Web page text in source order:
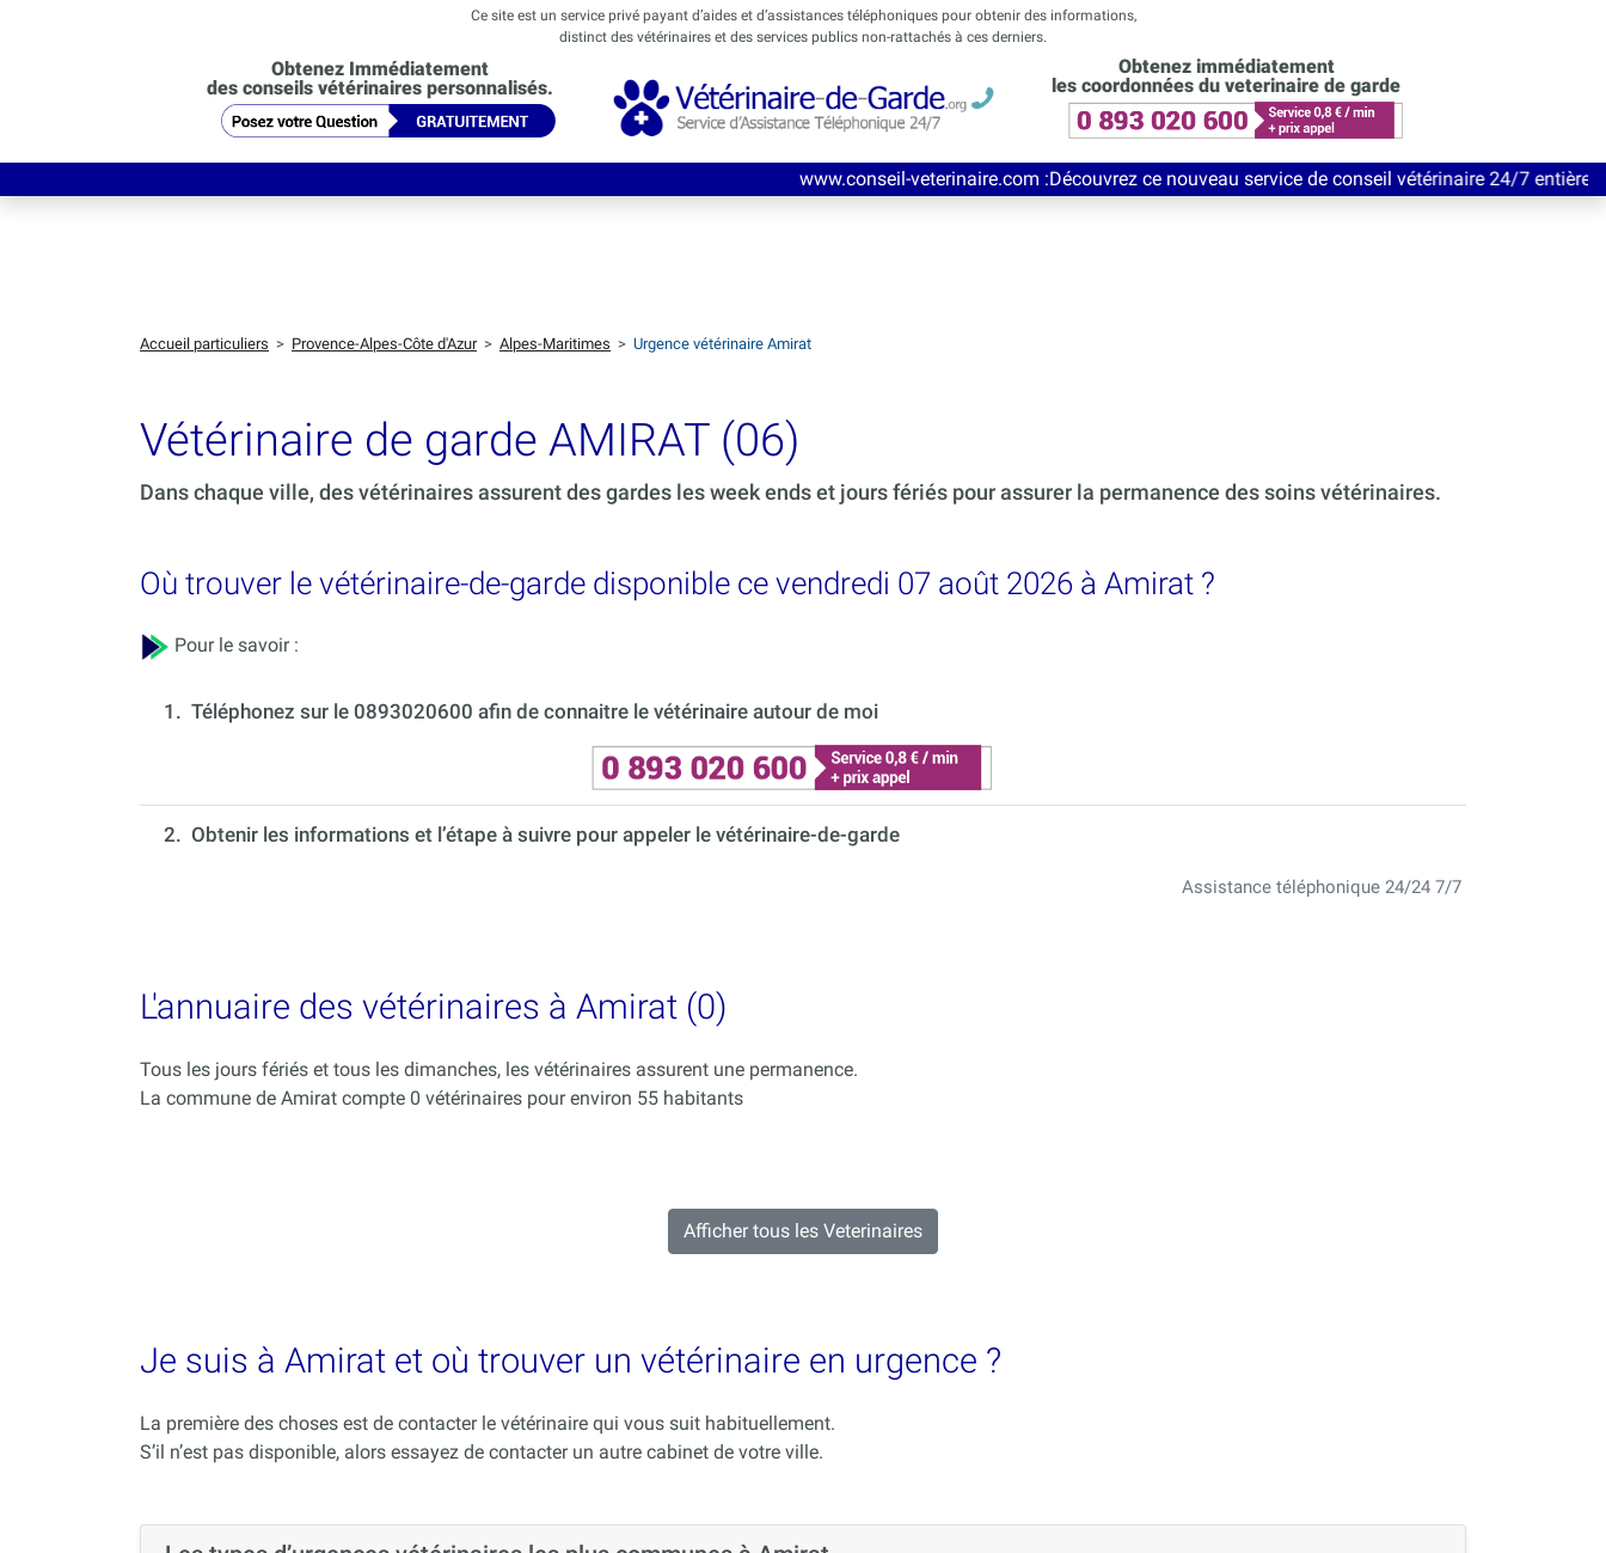
Ce site est un service privé payant d’aides et d’assistances téléphoniques pour obtenir des informations,
distinct des vétérinaires et des services publics non-rattachés à ces derniers.
Obtenez Immédiatement
des conseils vétérinaires personnalisés.
Obtenez immédiatement
les coordonnées du veterinaire de garde
www.conseil-veterinaire.com:Découvrez ce nouveau service de conseil vétérinaire 24/7 entièrement
Accueil particuliers > Provence-Alpes-Côte d'Azur> Alpes-Maritimes > Urgence vétérinaire Amirat
Vétérinaire de garde AMIRAT (06)
Dans chaque ville, des vétérinaires assurent des gardes les week ends et jours fériés pour assurer la permanence des soins vétérinaires.
Où trouver le vétérinaire-de-garde disponible ce vendredi 07 août 2026 à Amirat ?
Pour le savoir :
1. Téléphonez sur le 0893020600 afin de connaitre le vétérinaire autour de moi
2. Obtenir les informations et l’étape à suivre pour appeler le vétérinaire-de-garde
Assistance téléphonique 24/24 7/7
L'annuaire des vétérinaires à Amirat (0)
Tous les jours fériés et tous les dimanches, les vétérinaires assurent une permanence.
La commune de Amirat compte 0 vétérinaires pour environ 55 habitants
Afficher tous les Veterinaires
Je suis à Amirat et où trouver un vétérinaire en urgence ?
La première des choses est de contacter le vétérinaire qui vous suit habituellement.
S’il n’est pas disponible, alors essayez de contacter un autre cabinet de votre ville.